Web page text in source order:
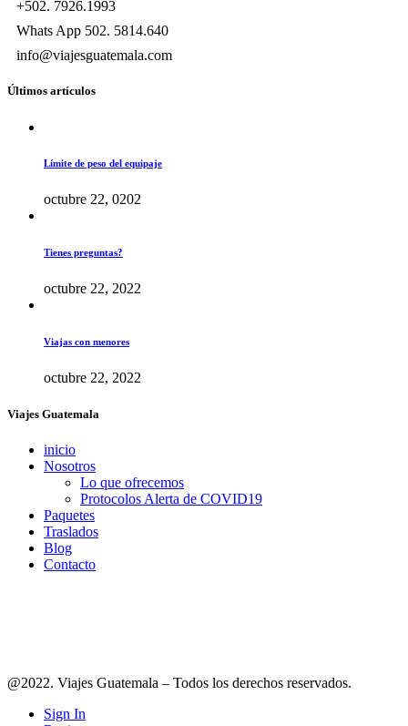
+502. 7926.1993
Whats App 502. 5814.640
info@viajesguatemala.com
Últimos artículos
Límite de peso del equipaje
octubre 22, 0202
Tienes preguntas?
octubre 22, 2022
Viajas con menores
octubre 22, 2022
Viajes Guatemala
inicio
Nosotros
Lo que ofrecemos
Protocolos Alerta de COVID19
Paquetes
Traslados
Blog
Contacto
@2022. Viajes Guatemala – Todos los derechos reservados.
Sign In